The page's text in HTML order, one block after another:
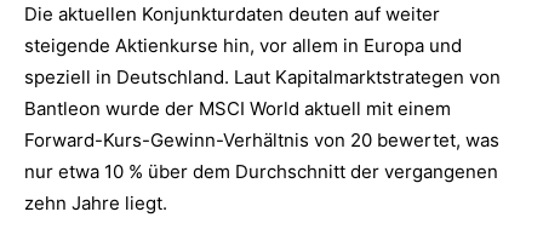
Die aktuellen Konjunkturdaten deuten auf weiter
steigende Aktienkurse hin, vor allem in Europa und
speziell in Deutschland. Laut Kapitalmarktstrategen von
Bantleon wurde der MSCI World aktuell mit einem
Forward-Kurs-Gewinn-Verhältnis von 20 bewertet, was
nur etwa 10 % über dem Durchschnitt der vergangenen
zehn Jahre liegt.